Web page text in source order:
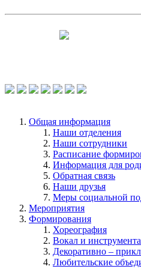
Общая информация
Наши отделения
Наши сотрудники
Расписание
Информация для
Обратная связь
Наши друзья
Меры социальной
Мероприятия
Формирования
Хореография
Вокал и
Декоративно –
Любительские